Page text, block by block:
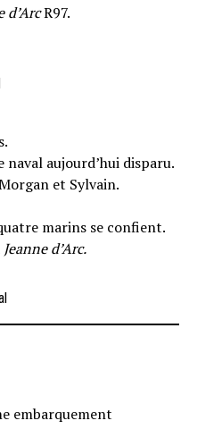
d’ArcR97.
aujourd’hui disparu.
et Sylvain.
marins se confient.
Jeanne d’Arc.
embarquement